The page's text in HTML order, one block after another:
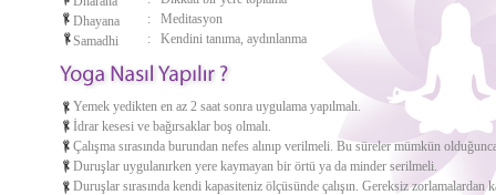
Dhayana
Samadhi
Yemek yedikten en az 2 saat sonra uygulama yapılmalı.
İdrar kesesi ve bağırsaklar boş olmalı.
Çalışma sırasında burundan nefes alınıp verilmeli. Bu süreler mümkün
Duruşlar uygulanırken yere kaymayan bir örtü ya da minder serilmeli.
Duruşlar sırasında kendi kapasiteniz ölçüsünde çalışın. Gereksiz zorlamalardan
:
:
Meditasyon
Kendini tanıma, aydınlanma